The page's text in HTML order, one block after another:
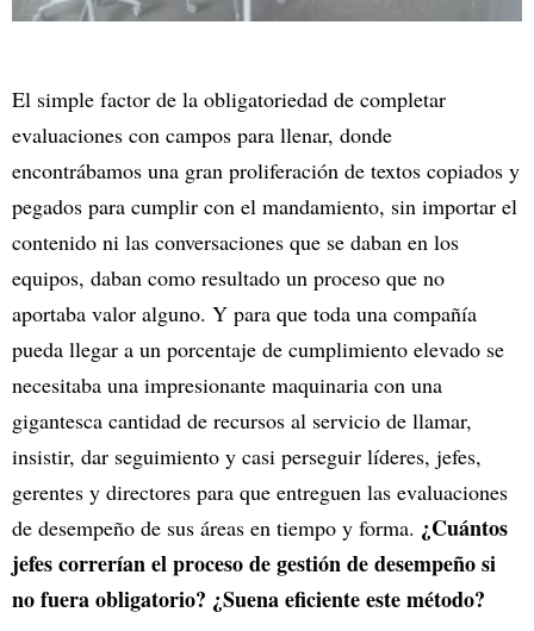
El simple factor de la obligatoriedad de completar
evaluaciones con campos para llenar, donde
encontrábamos una gran proliferación de textos copiados y
pegados para cumplir con el mandamiento, sin importar el
contenido ni las conversaciones que se daban en los
equipos, daban como resultado un proceso que no
aportaba valor alguno. Y para que toda una compañía
pueda llegar a un porcentaje de cumplimiento elevado se
necesitaba una impresionante maquinaria con una
gigantesca cantidad de recursos al servicio de llamar,
insistir, dar seguimiento y casi perseguir líderes, jefes,
gerentes y directores para que entreguen las evaluaciones
de desempeño de sus áreas en tiempo y forma. ¿Cuántos
jefes correrían el proceso de gestión de desempeño si
no fuera obligatorio? ¿Suena eficiente este método?